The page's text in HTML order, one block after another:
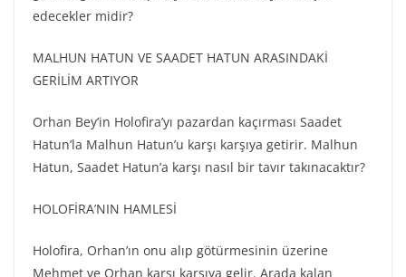
edecekler midir?
MALHUN HATUN VE SAADET HATUN ARASINDAKİ
GERİLİM ARTIYOR
Orhan Bey’in Holofira’yı pazardan kaçırması Saadet
Hatun’la Malhun Hatun’u karşı karşıya getirir. Malhun
Hatun, Saadet Hatun’a karşı nasıl bir tavır takınacaktır?
HOLOFİRA’NIN HAMLESİ
Holofira, Orhan’ın onu alıp götürmesinin üzerine
Mehmet ve Orhan karşı karşıya gelir. Arada kalan